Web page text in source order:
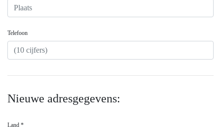
Telefoon
Nieuwe adresgegevens:
Land *